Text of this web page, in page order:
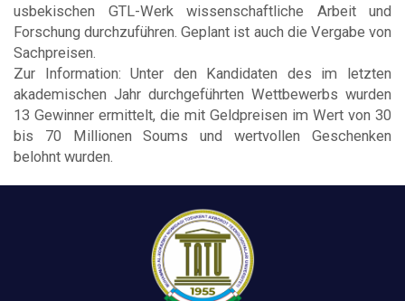
usbekischen GTL-Werk wissenschaftliche Arbeit und
Forschung durchzuführen. Geplant ist auch die Vergabe von
Sachpreisen.
Zur Information: Unter den Kandidaten des im letzten
akademischen Jahr durchgeführten Wettbewerbs wurden
13 Gewinner ermittelt, die mit Geldpreisen im Wert von 30
bis 70 Millionen Soums und wertvollen Geschenken
belohnt wurden.